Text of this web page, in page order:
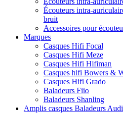
Écouteurs intra-
bruit
Accessoires pour
Marques
Casques Hifi Focal
Casques Hifi Meze
Casques Hifi Hifiman
Casques hifi Bowers &
Casques Hifi Grado
Baladeurs Fiio
Baladeurs Shanling
Amplis casques Baladeurs